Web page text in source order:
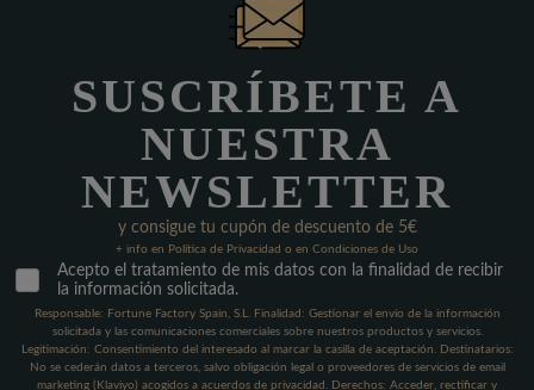
SUSCRÍBETE A
NUESTRA
NEWSLETTER
y consigue tu cupón de descuento de 5€
+ info en Política de Privacidad o en Condiciones de Uso
Acepto el tratamiento de mis datos con la finalidad de recibir
la información solicitada.
Responsable: Fortune Factory Spain, S.L. Finalidad: Gestionar el envío de la información
solicitada y las comunicaciones comerciales sobre nuestros productos y servicios.
Legitimación: Consentimiento del interesado al marcar la casilla de aceptación. Destinatarios:
No se cederán datos a terceros, salvo obligación legal o proveedores de servicios de email
marketing (Klaviyo) acogidos a acuerdos de privacidad. Derechos: Acceder, rectificar y